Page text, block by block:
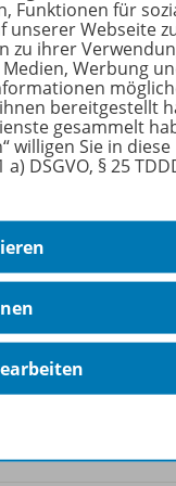
Niedersachsen
5
nicht lieferbar,
erhältlich
Funktionen für
unserer Webseite
zu ihrer
Werbung
bereitgestellt
gesammelt
willigen Sie in diese
DSGVO, § 25